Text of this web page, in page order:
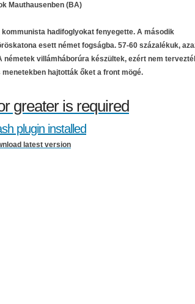
Mauthausenben (BA)
hadifoglyokat fenyegette. A második
esett német fogságba. 57-60 százalékuk,
németek villámháborúra készültek, ezért nem
hajtották őket a front mögé.
greater is required
plugin installed
latest version